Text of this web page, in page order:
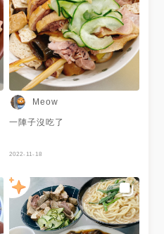
Meow
一陣子沒吃了
2022-11-18